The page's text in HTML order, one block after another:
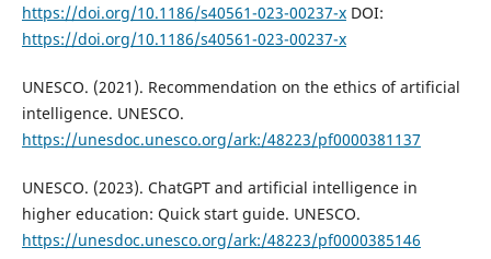
https://doi.org/10.1186/s40561-023-00237-xDOI:
https://doi.org/10.1186/s40561-023-00237-x
UNESCO. (2021). Recommendation on the ethics of artificial
intelligence. UNESCO.
https://unesdoc.unesco.org/ark:/48223/pf0000381137
UNESCO. (2023). ChatGPT and artificial intelligence in
higher education: Quick start guide. UNESCO.
https://unesdoc.unesco.org/ark:/48223/pf0000385146